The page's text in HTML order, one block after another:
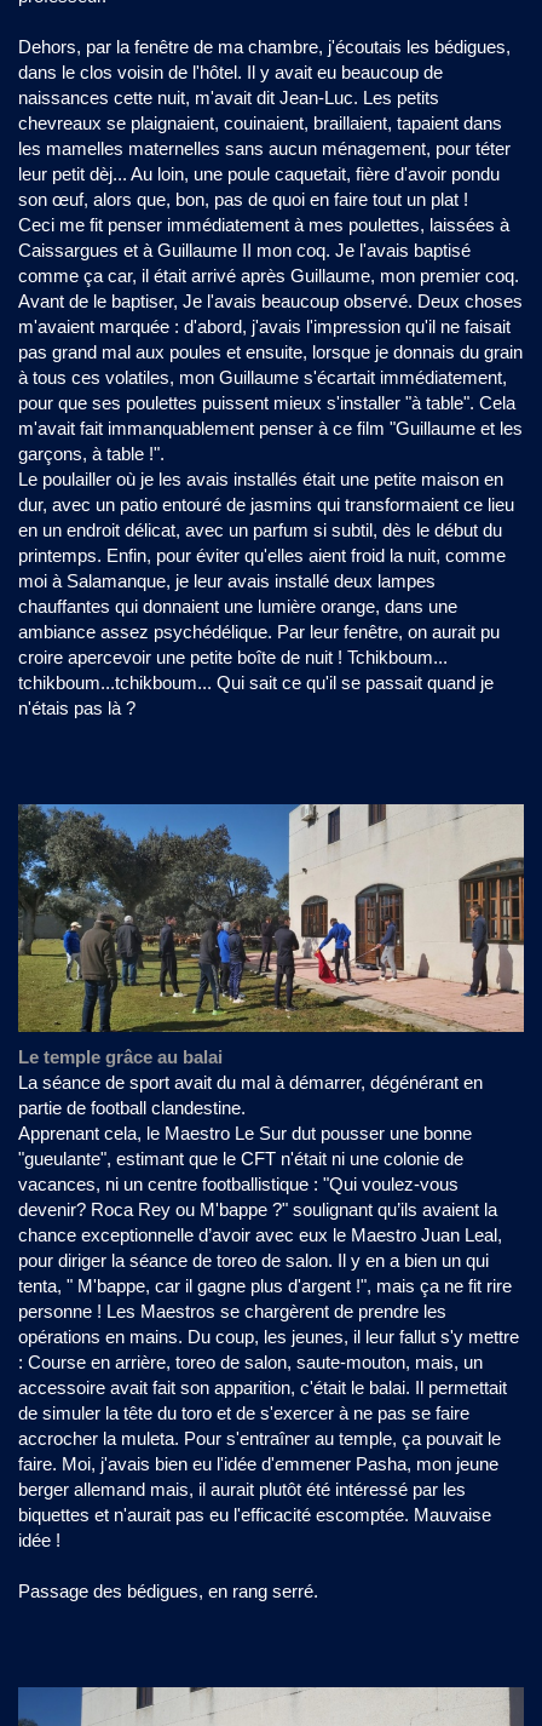
Dehors, par la fenêtre de ma chambre, j'écoutais les bédigues,
dans le clos voisin de l'hôtel. Il y avait eu beaucoup de
naissances cette nuit, m'avait dit Jean-Luc. Les petits
chevreaux se plaignaient, couinaient, braillaient, tapaient dans
les mamelles maternelles sans aucun ménagement, pour téter
leur petit dèj... Au loin, une poule caquetait, fière d'avoir pondu
son œuf, alors que, bon, pas de quoi en faire tout un plat !
Ceci me fit penser immédiatement à mes poulettes, laissées à
Caissargues et à Guillaume II mon coq. Je l'avais baptisé
comme ça car, il était arrivé après Guillaume, mon premier coq.
Avant de le baptiser, Je l'avais beaucoup observé. Deux choses
m'avaient marquée : d'abord, j'avais l'impression qu'il ne faisait
pas grand mal aux poules et ensuite, lorsque je donnais du grain
à tous ces volatiles, mon Guillaume s'écartait immédiatement,
pour que ses poulettes puissent mieux s'installer "à table". Cela
m'avait fait immanquablement penser à ce film "Guillaume et les
garçons, à table !".
Le poulailler où je les avais installés était une petite maison en
dur, avec un patio entouré de jasmins qui transformaient ce lieu
en un endroit délicat, avec un parfum si subtil, dès le début du
printemps. Enfin, pour éviter qu'elles aient froid la nuit, comme
moi à Salamanque, je leur avais installé deux lampes
chauffantes qui donnaient une lumière orange, dans une
ambiance assez psychédélique. Par leur fenêtre, on aurait pu
croire apercevoir une petite boîte de nuit ! Tchikboum...
tchikboum...tchikboum... Qui sait ce qu'il se passait quand je
n'étais pas là ?
Le temple grâce au balai
La séance de sport avait du mal à démarrer, dégénérant en
partie de football clandestine.
Apprenant cela, le Maestro Le Sur dut pousser une bonne
"gueulante", estimant que le CFT n'était ni une colonie de
vacances, ni un centre footballistique : "Qui voulez-vous
devenir? Roca Rey ou M'bappe ?" soulignant qu’ils avaient la
chance exceptionnelle d’avoir avec eux le Maestro Juan Leal,
pour diriger la séance de toreo de salon. Il y en a bien un qui
tenta, " M'bappe, car il gagne plus d'argent !", mais ça ne fit rire
personne ! Les Maestros se chargèrent de prendre les
opérations en mains. Du coup, les jeunes, il leur fallut s'y mettre
: Course en arrière, toreo de salon, saute-mouton, mais, un
accessoire avait fait son apparition, c'était le balai. Il permettait
de simuler la tête du toro et de s'exercer à ne pas se faire
accrocher la muleta. Pour s'entraîner au temple, ça pouvait le
faire. Moi, j'avais bien eu l'idée d'emmener Pasha, mon jeune
berger allemand mais, il aurait plutôt été intéressé par les
biquettes et n'aurait pas eu l'efficacité escomptée. Mauvaise
idée !
Passage des bédigues, en rang serré.